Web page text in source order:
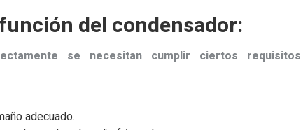
del condensador:
se necesitan cumplir ciertos requisitos
adecuado.